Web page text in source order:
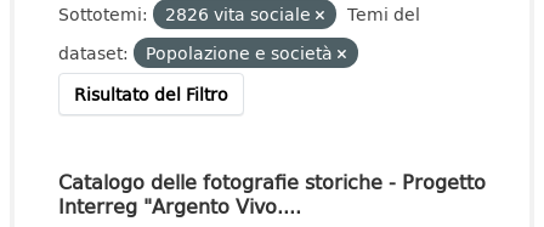
Sottotemi: 2826 vita sociale
Temi del
dataset:
Popolazione e società
Risultato del Filtro
Catalogo delle fotografie storiche - Progetto
Interreg "Argento Vivo....